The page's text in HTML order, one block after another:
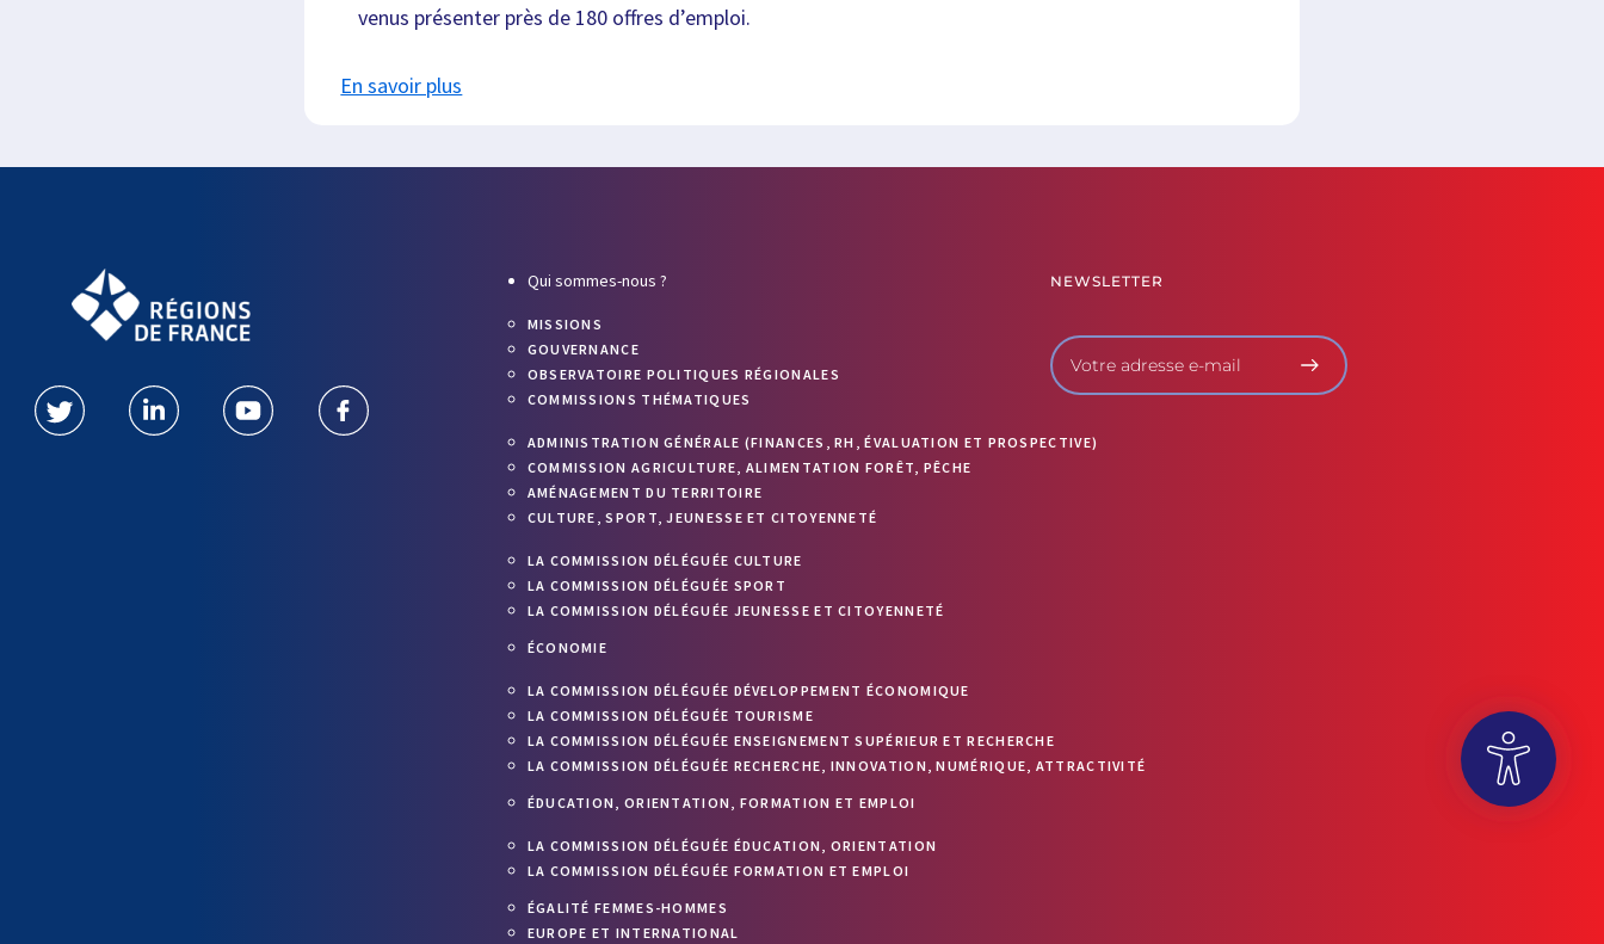
venus présenter près de 180 offres d’emploi.
En savoir plus
Qui sommes-nous ?
MISSIONS
GOUVERNANCE
OBSERVATOIRE POLITIQUES RÉGIONALES
COMMISSIONS THÉMATIQUES
ADMINISTRATION GÉNÉRALE (FINANCES, RH, ÉVALUATION ET PROSPECTIVE)
COMMISSION AGRICULTURE, ALIMENTATION FORÊT, PÊCHE
AMÉNAGEMENT DU TERRITOIRE
CULTURE, SPORT, JEUNESSE ET CITOYENNETÉ
LA COMMISSION DÉLÉGUÉE CULTURE
LA COMMISSION DÉLÉGUÉE SPORT
LA COMMISSION DÉLÉGUÉE JEUNESSE ET CITOYENNETÉ
ÉCONOMIE
LA COMMISSION DÉLÉGUÉE DÉVELOPPEMENT ÉCONOMIQUE
LA COMMISSION DÉLÉGUÉE TOURISME
LA COMMISSION DÉLÉGUÉE ENSEIGNEMENT SUPÉRIEUR ET RECHERCHE
LA COMMISSION DÉLÉGUÉE RECHERCHE, INNOVATION, NUMÉRIQUE, ATTRACTIVITÉ
ÉDUCATION, ORIENTATION, FORMATION ET EMPLOI
LA COMMISSION DÉLÉGUÉE ÉDUCATION, ORIENTATION
LA COMMISSION DÉLÉGUÉE FORMATION ET EMPLOI
ÉGALITÉ FEMMES-HOMMES
EUROPE ET INTERNATIONAL
NEWSLETTER